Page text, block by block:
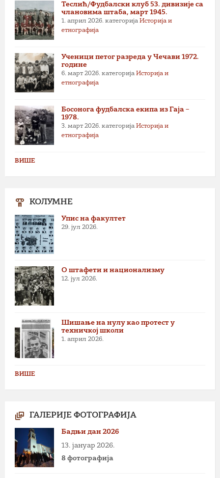
Теслић/Фудбалски клуб 53. дивизије са
члановима штаба, март 1945.
1. април 2026. категорија Историја и
етнографија
Ученици петог разреда у Чечави 1972.
године
6. март 2026. категорија Историја и
етнографија
Босонога фудбалска екипа из Гаја –
1978.
3. март 2026. категорија Историја и
етнографија
ВИШЕ
КОЛУМНЕ
Упис на факултет
29. јул 2026.
О штафети и национализму
12. јул 2026.
Шишање на нулу као протест у
техничкој школи
1. април 2026.
ВИШЕ
ГАЛЕРИЈЕ ФОТОГРАФИЈА
Бадњи дан 2026
13. јануар 2026.
8 фотографија